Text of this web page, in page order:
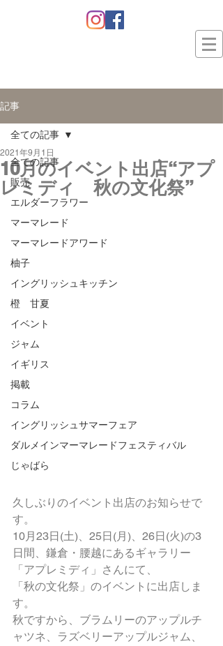
記事
全ての記事
販売
エルダーフラワー
マーマレード
マーマレードアワード
柚子
イングリッシュキッチン
橙 甘夏
イベント
ジャム
イギリス
掲載
コラム
イングリッシュサマーフェア
ダルメインマーマレードフェスティバル
じゃばら
全ての記事
10月のイベント出店“アプ
レミディ 秋の文化祭”
2021年9月1日
久しぶりのイベント出店のお知らせで
す。
10月23日(土)、25日(月)、26日(火)の3
日間、鎌倉・腰越にあるギャラリー
「アプレミディ」さんにて、
「秋の文化祭」のイベントに出店しま
す。
秋ですから、ブラムリーのアップルチ
ャツネ、ラズベリーアップルジャム、